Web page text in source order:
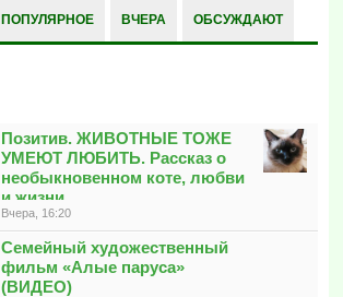
ПОПУЛЯРНОЕ ВЧЕРА ОБСУЖДАЮТ
Позитив. ЖИВОТНЫЕ ТОЖЕ
УМЕЮТ ЛЮБИТЬ. Рассказ о
необыкновенном коте, любви
и жизни
Вчера, 16:20
Семейный художественный
фильм «Алые паруса»
(ВИДЕО)